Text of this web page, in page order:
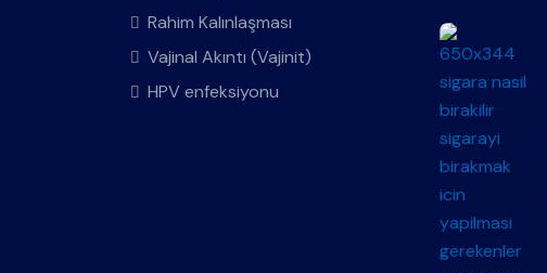
Rahim Kalınlaşması
Vajinal Akıntı (Vajinit)
HPV enfeksiyonu